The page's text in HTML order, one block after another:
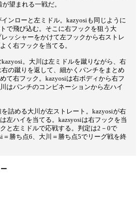
望まれる一戦だ。
ンローと左ミドル。kazyosiも同じように
で飛び込む。そこに右フックを狙う大
ッシャーをかけて左フックから右ストレ
く右フックを当てる。
。大川は左ミドルを蹴りながら、右
の蹴りを返して、細かくパンチをまとめ
て右フック。kazyosiは右ボディから右フ
はパンチのコンビネーションから左ハイ
詰める大川が左ストレート。kazyosiが右
左ハイを当てる。kazsyosiは右フックを当
と左ミドルで応戦する。判定は2－0で
＝勝ち点6、大川＝勝ち点5でリーグ戦を終